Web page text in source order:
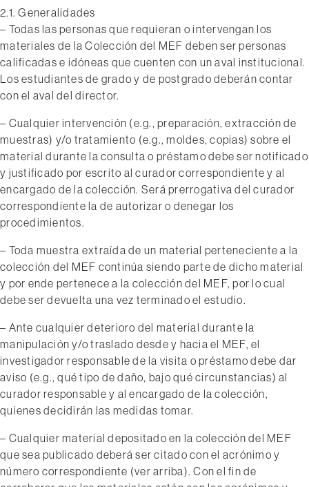
2.1. Generalidades
– Todas las personas que requieran o intervengan los
materiales de la Colección del MEF deben ser personas
calificadas e idóneas que cuenten con un aval institucional.
Los estudiantes de grado y de postgrado deberán contar
con el aval del director.
– Cualquier intervención (e.g., preparación, extracción de
muestras) y/o tratamiento (e.g., moldes, copias) sobre el
material durante la consulta o préstamo debe ser notificado
y justificado por escrito al curador correspondiente y al
encargado de la colección. Será prerrogativa del curador
correspondiente la de autorizar o denegar los
procedimientos.
– Toda muestra extraída de un material perteneciente a la
colección del MEF continúa siendo parte de dicho material
y por ende pertenece a la colección del MEF, por lo cual
debe ser devuelta una vez terminado el estudio.
– Ante cualquier deterioro del material durante la
manipulación y/o traslado desde y hacia el MEF, el
investigador responsable de la visita o préstamo debe dar
aviso (e.g., qué tipo de daño, bajo qué circunstancias) al
curador responsable y al encargado de la colección,
quienes decidirán las medidas tomar.
– Cualquier material depositado en la colección del MEF
que sea publicado deberá ser citado con el acrónimo y
número correspondiente (ver arriba). Con el fin de